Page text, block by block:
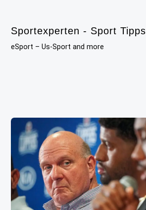
content
Sportexperten - Sport Tipps
eSport – Us-Sport and more